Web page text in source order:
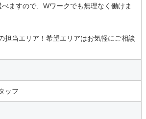
ますので、Wワークでも無理なく働けま
当エリア！希望エリアはお気軽にご相談
ッフ